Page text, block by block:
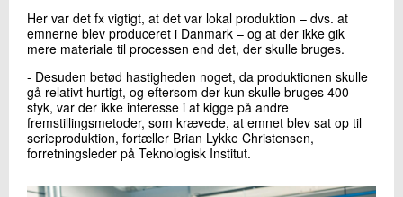
Her var det fx vigtigt, at det var lokal produktion – dvs. at
emnerne blev produceret i Danmark – og at der ikke gik
mere materiale til processen end det, der skulle bruges.
- Desuden betød hastigheden noget, da produktionen skulle
gå relativt hurtigt, og eftersom der kun skulle bruges 400
styk, var der ikke interesse i at kigge på andre
fremstillingsmetoder, som krævede, at emnet blev sat op til
serieproduktion, fortæller Brian Lykke Christensen,
forretningsleder på Teknologisk Institut.